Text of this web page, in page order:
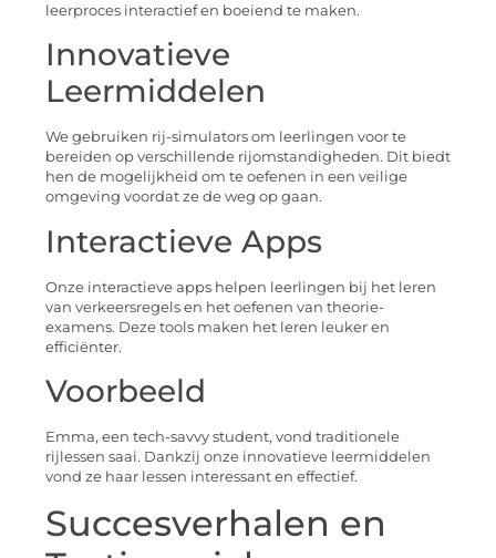
leerproces interactief en boeiend te maken.
Innovatieve
Leermiddelen
We gebruiken rij-simulators om leerlingen voor te
bereiden op verschillende rijomstandigheden. Dit biedt
hen de mogelijkheid om te oefenen in een veilige
omgeving voordat ze de weg op gaan.
Interactieve Apps
Onze interactieve apps helpen leerlingen bij het leren
van verkeersregels en het oefenen van theorie-
examens. Deze tools maken het leren leuker en
efficiënter.
Voorbeeld
Emma, een tech-savvy student, vond traditionele
rijlessen saai. Dankzij onze innovatieve leermiddelen
vond ze haar lessen interessant en effectief.
Succesverhalen en